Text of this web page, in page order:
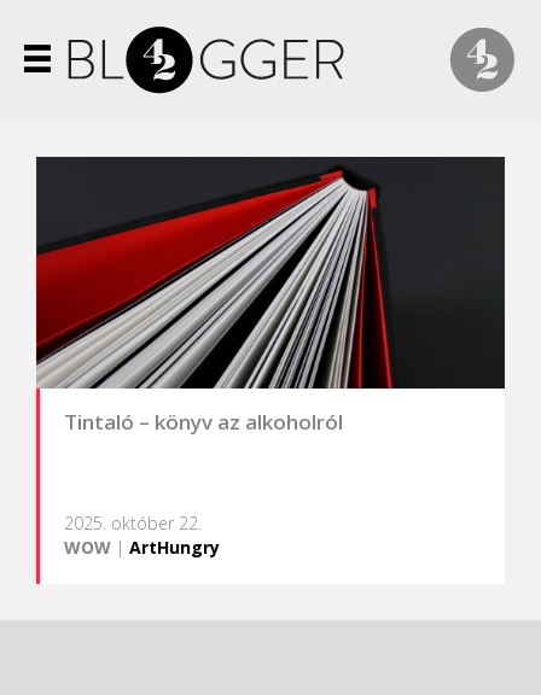
Tintaló – könyv az alkoholról
2025. október 22.
WOW | ArtHungry